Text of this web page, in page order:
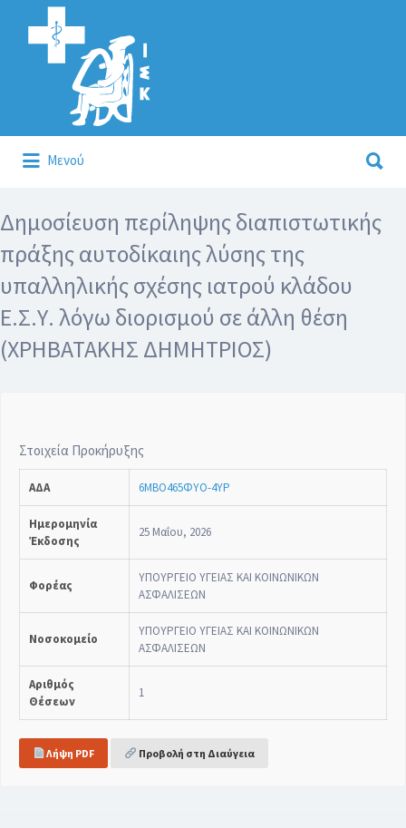
Αναζήτηση
για:
Μενού
για:
Δημοσίευση περίληψης διαπιστωτικής
πράξης αυτοδίκαιης λύσης της
υπαλληλικής σχέσης ιατρού κλάδου
Ε.Σ.Υ. λόγω διορισμού σε άλλη θέση
(ΧΡΗΒΑΤΑΚΗΣ ΔΗΜΗΤΡΙΟΣ)
Στοιχεία Προκήρυξης
ΑΔΑ 6ΜΒΟ465ΦΥΟ-4ΥΡ
Ημερομηνία
Έκδοσης
25 Μαΐου, 2026
Φορέας
ΥΠΟΥΡΓΕΙΟ ΥΓΕΙΑΣ ΚΑΙ ΚΟΙΝΩΝΙΚΩΝ
ΑΣΦΑΛΙΣΕΩΝ
Νοσοκομείο
ΥΠΟΥΡΓΕΙΟ ΥΓΕΙΑΣ ΚΑΙ ΚΟΙΝΩΝΙΚΩΝ
ΑΣΦΑΛΙΣΕΩΝ
Αριθμός
Θέσεων
1
Λήψη PDF Προβολή στη Διαύγεια